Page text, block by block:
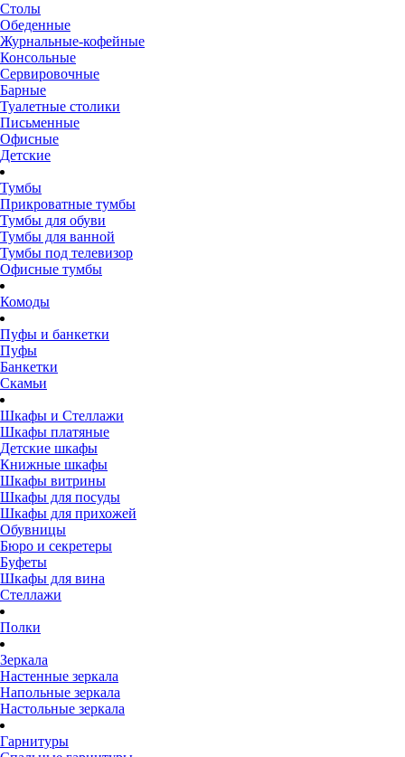
Столы
Обеденные
Журнальные-кофейные
Консольные
Сервировочные
Барные
Туалетные столики
Письменные
Офисные
Детские
Тумбы
Прикроватные тумбы
Тумбы для обуви
Тумбы для ванной
Тумбы под телевизор
Офисные тумбы
Комоды
Пуфы и банкетки
Пуфы
Банкетки
Скамьи
Шкафы и Стеллажи
Шкафы платяные
Детские шкафы
Книжные шкафы
Шкафы витрины
Шкафы для посуды
Шкафы для прихожей
Обувницы
Бюро и секретеры
Буфеты
Шкафы для вина
Стеллажи
Полки
Зеркала
Настенные зеркала
Напольные зеркала
Настольные зеркала
Гарнитуры